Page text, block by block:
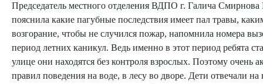
Председатель местного отделения ВДПО г. Галича
пояснила какие пагубные последствия имеет пал травы,
возгорание, чтобы не случился пожар, напомнила номера
период летних каникул. Ведь именно в этот период ребята
улице они находятся без контроля взрослых. Поэтому
правил поведения на воде, в лесу во дворе. Дети отвечали